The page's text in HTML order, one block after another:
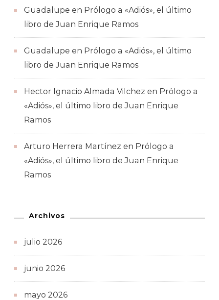
Guadalupe en Prólogo a «Adiós», el último
libro de Juan Enrique Ramos
Guadalupe en Prólogo a «Adiós», el último
libro de Juan Enrique Ramos
Hector Ignacio Almada Vilchez en Prólogo a
«Adiós», el último libro de Juan Enrique
Ramos
Arturo Herrera Martínez en Prólogo a
«Adiós», el último libro de Juan Enrique
Ramos
Archivos
julio 2026
junio 2026
mayo 2026